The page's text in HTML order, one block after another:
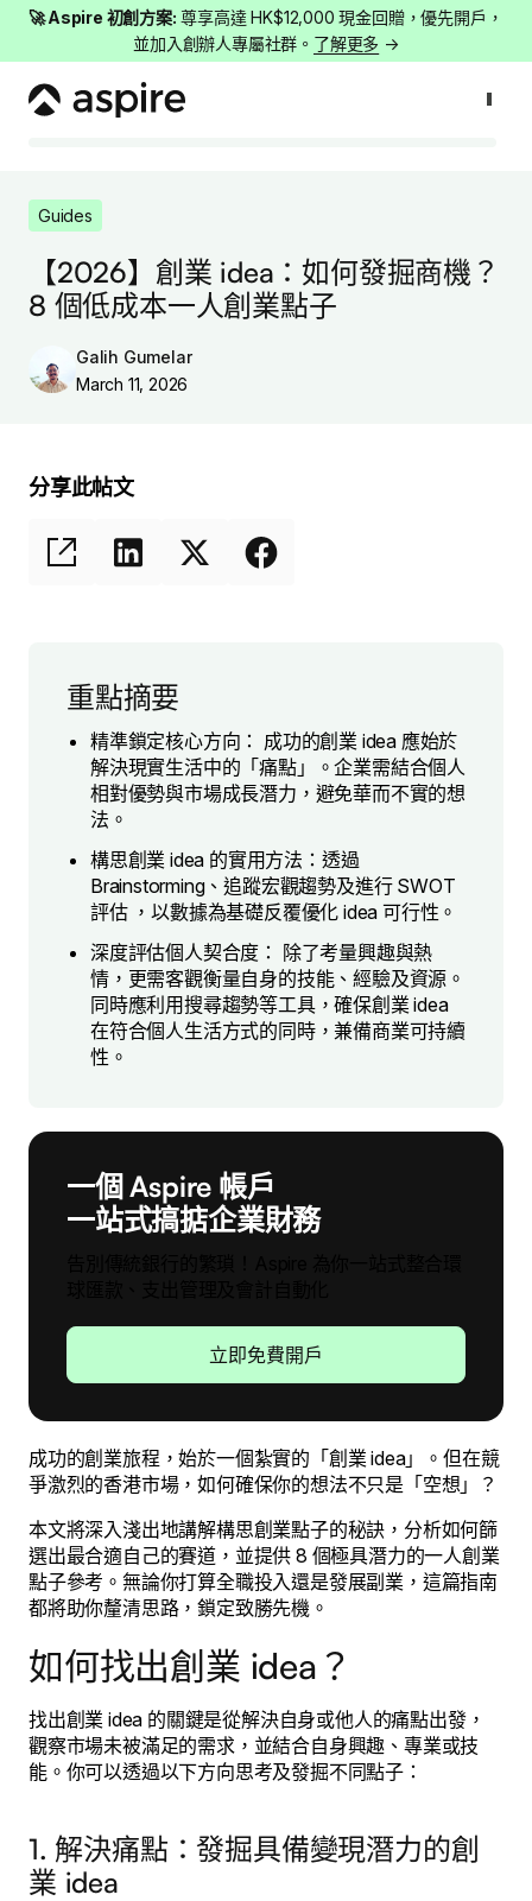
🚀 Aspire 初創方案: 尊享高達 HK$12,000 現金回贈，優先開戶，
並加入創辦人專屬社群。 了解更多 →
Guides 【2026】創業 idea：如何發掘商機？8 個低成本一人創業點子
Guides
【2026】創業 idea：如何發掘商機？
8 個低成本一人創業點子
Galih Gumelar
March 11, 2026
分享此帖文
重點摘要
精準鎖定核心方向： 成功的創業 idea 應始於
解決現實生活中的「痛點」。企業需結合個人
相對優勢與市場成長潛力，避免華而不實的想
法。
構思創業 idea 的實用方法：透過
Brainstorming、追蹤宏觀趨勢及進行 SWOT
評估 ，以數據為基礎反覆優化 idea 可行性。
深度評估個人契合度： 除了考量興趣與熱
情，更需客觀衡量自身的技能、經驗及資源。
同時應利用搜尋趨勢等工具，確保創業 idea
在符合個人生活方式的同時，兼備商業可持續
性。
一個 Aspire 帳戶
一站式搞掂企業財務
立即免費開戶
成功的創業旅程，始於一個紮實的「創業 idea」。但在競
爭激烈的香港市場，如何確保你的想法不只是「空想」？
本文將深入淺出地講解構思創業點子的秘訣，分析如何篩
選出最合適自己的賽道，並提供 8 個極具潛力的一人創業
點子參考。無論你打算全職投入還是發展副業，這篇指南
都將助你釐清思路，鎖定致勝先機。
如何找出創業 idea？
找出創業 idea 的關鍵是從解決自身或他人的痛點出發，
觀察市場未被滿足的需求，並結合自身興趣、專業或技
能。你可以透過以下方向思考及發掘不同點子：
1. 解決痛點：發掘具備變現潛力的創
業 idea